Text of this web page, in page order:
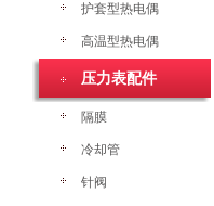
护套型热电偶
高温型热电偶
压力表配件
隔膜
冷却管
针阀